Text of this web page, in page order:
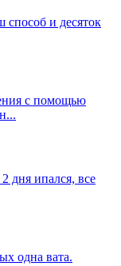
способ и десяток
с помощью
дня ипался, все
одна вата.